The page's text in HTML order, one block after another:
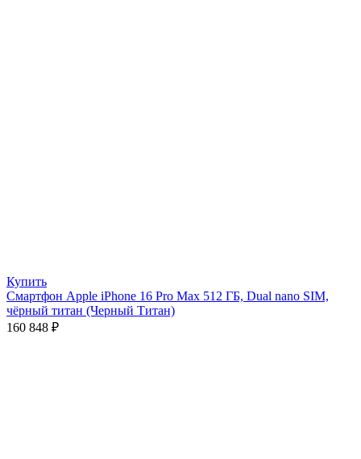
Купить
Смартфон Apple iPhone 16 Pro Max 512 ГБ, Dual nano SIM,
чёрный титан (Черный Титан)
160 848 ₽